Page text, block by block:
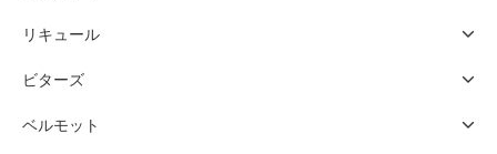
リキュール
ビターズ
ベルモット